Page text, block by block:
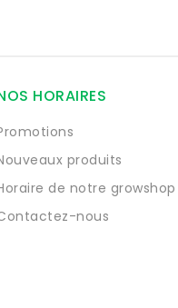
HORAIRES
produits
de notre growshop
nous